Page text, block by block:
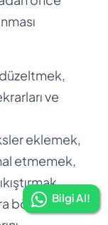
ve
eklemek,
etmemek,
bölmekBilgi Al!